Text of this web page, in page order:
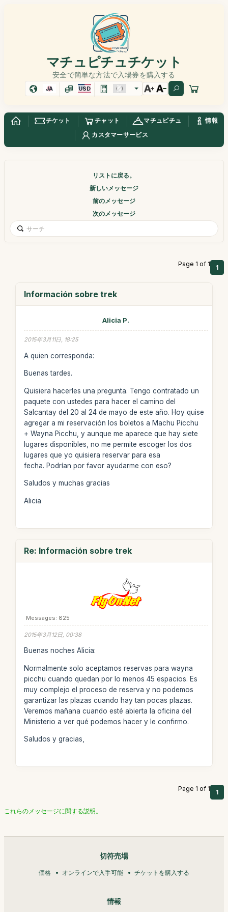
マチュピチュチケット
安全で簡単な方法で入場券を購入する
JA USD
チケット チャット マチュピチュ
情報
カスタマーサービス
リストに戻る。
新しいメッセージ
前のメッセージ
次のメッセージ
Page 1 of 1 1
Información sobre trek
Alicia P.
2015年3月11日, 18:25
A quien corresponda:
Buenas tardes.
Quisiera hacerles una pregunta. Tengo contratado un
paquete con ustedes para hacer el camino del
Salcantay del 20 al 24 de mayo de este año. Hoy quise
agregar a mi reservación los boletos a Machu Picchu
+ Wayna Picchu, y aunque me aparece que hay siete
lugares disponibles, no me permite escoger los dos
lugares que yo quisiera reservar para esa
fecha. Podrían por favor ayudarme con eso?
Saludos y muchas gracias
Alicia
Re: Información sobre trek
Messages: 825
2015年3月12日, 00:38
Buenas noches Alicia:
Normalmente solo aceptamos reservas para wayna
picchu cuando quedan por lo menos 45 espacios. Es
muy complejo el proceso de reserva y no podemos
garantizar las plazas cuando hay tan pocas plazas.
Veremos mañana cuando esté abierta la oficina del
Ministerio a ver qué podemos hacer y le confirmo.
Saludos y gracias,
Page 1 of 1 1
これらのメッセージに関する説明。
切符売場
価格 オンラインで入手可能 チケットを購入する
情報